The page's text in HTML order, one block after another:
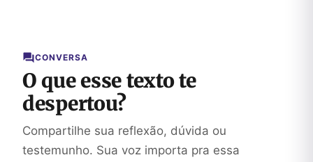
CONVERSA
O que esse texto te
despertou?
Compartilhe sua reflexão, dúvida ou
testemunho. Sua voz importa pra essa